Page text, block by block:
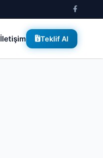
İletişim Teklif Al